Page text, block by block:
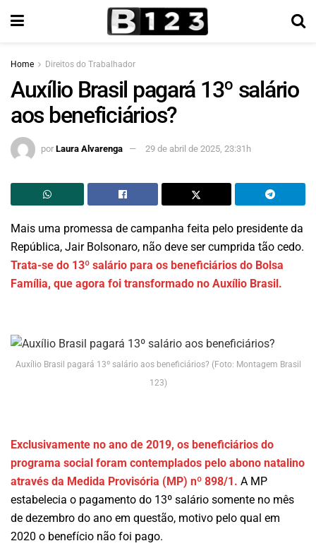
Home Direitos do Trabalhador
Auxílio Brasil pagará 13º salário
aos beneficiários?
por Laura Alvarenga 29 de abril de 2025, 23:31h
Mais uma promessa de campanha feita pelo presidente da
República, Jair Bolsonaro, não deve ser cumprida tão cedo.
Trata-se do 13º salário para os beneficiários do Bolsa
Família, que agora foi transformado no Auxílio Brasil.
Auxílio Brasil pagará 13º salário aos beneficiários? (Foto: Montagem Brasil
123)
Exclusivamente no ano de 2019, os beneficiários do
programa social foram contemplados pelo abono natalino
através da Medida Provisória (MP) nº 898/1. A MP
estabelecia o pagamento do 13º salário somente no mês
de dezembro do ano em questão, motivo pelo qual em
2020 o benefício não foi pago.